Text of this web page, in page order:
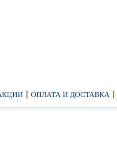
ОПЛАТА И ДОСТАВКА